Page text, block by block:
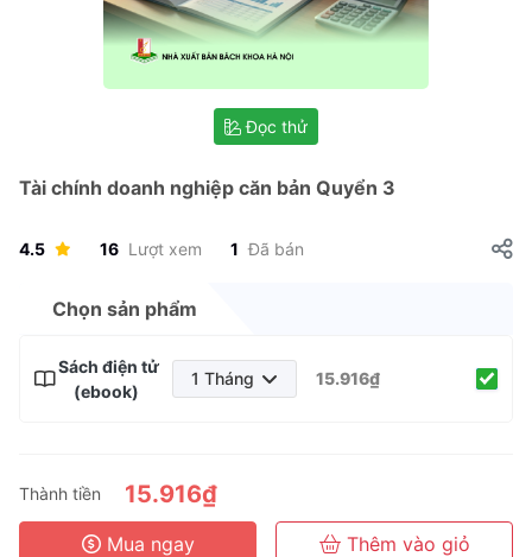
Đọc thử
Tài chính doanh nghiệp căn bản Quyển 3
4.5 16 Lượt xem 1 Đã bán
Chọn sản phẩm
Sách điện tử
(ebook)
1 Tháng
6 Tháng
3 Năm
15.916₫
Thành tiền 15.916₫
Mua ngay Thêm vào giỏ